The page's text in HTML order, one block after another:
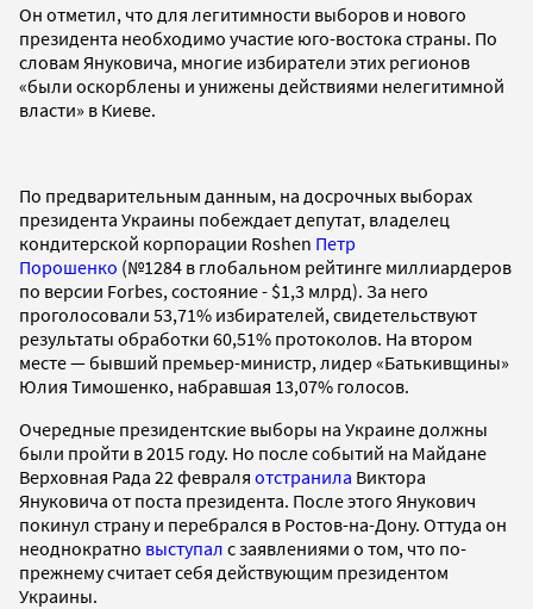
Он отметил, что для легитимности выборов и нового
президента необходимо участие юго-востока страны. По
словам Януковича, многие избиратели этих регионов
«были оскорблены и унижены действиями нелегитимной
власти» в Киеве.
По предварительным данным, на досрочных выборах
президента Украины побеждает депутат, владелец
кондитерской корпорации Roshen Петр
Порошенко (№1284 в глобальном рейтинге миллиардеров
по версии Forbes, состояние - $1,3 млрд). За него
проголосовали 53,71% избирателей, свидетельствуют
результаты обработки 60,51% протоколов. На втором
месте — бывший премьер-министр, лидер «Батькивщины»
Юлия Тимошенко, набравшая 13,07% голосов.
Очередные президентские выборы на Украине должны
были пройти в 2015 году. Но после событий на Майдане
Верховная Рада 22 февраля отстранила Виктора
Януковича от поста президента. После этого Янукович
покинул страну и перебрался в Ростов-на-Дону. Оттуда он
неоднократно выступал с заявлениями о том, что по-
прежнему считает себя действующим президентом
Украины.